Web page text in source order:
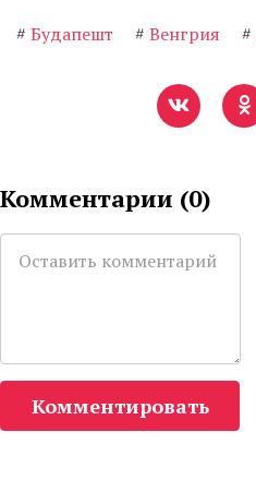
# Будапешт # Венгрия #
Комментарии (0)
Комментировать